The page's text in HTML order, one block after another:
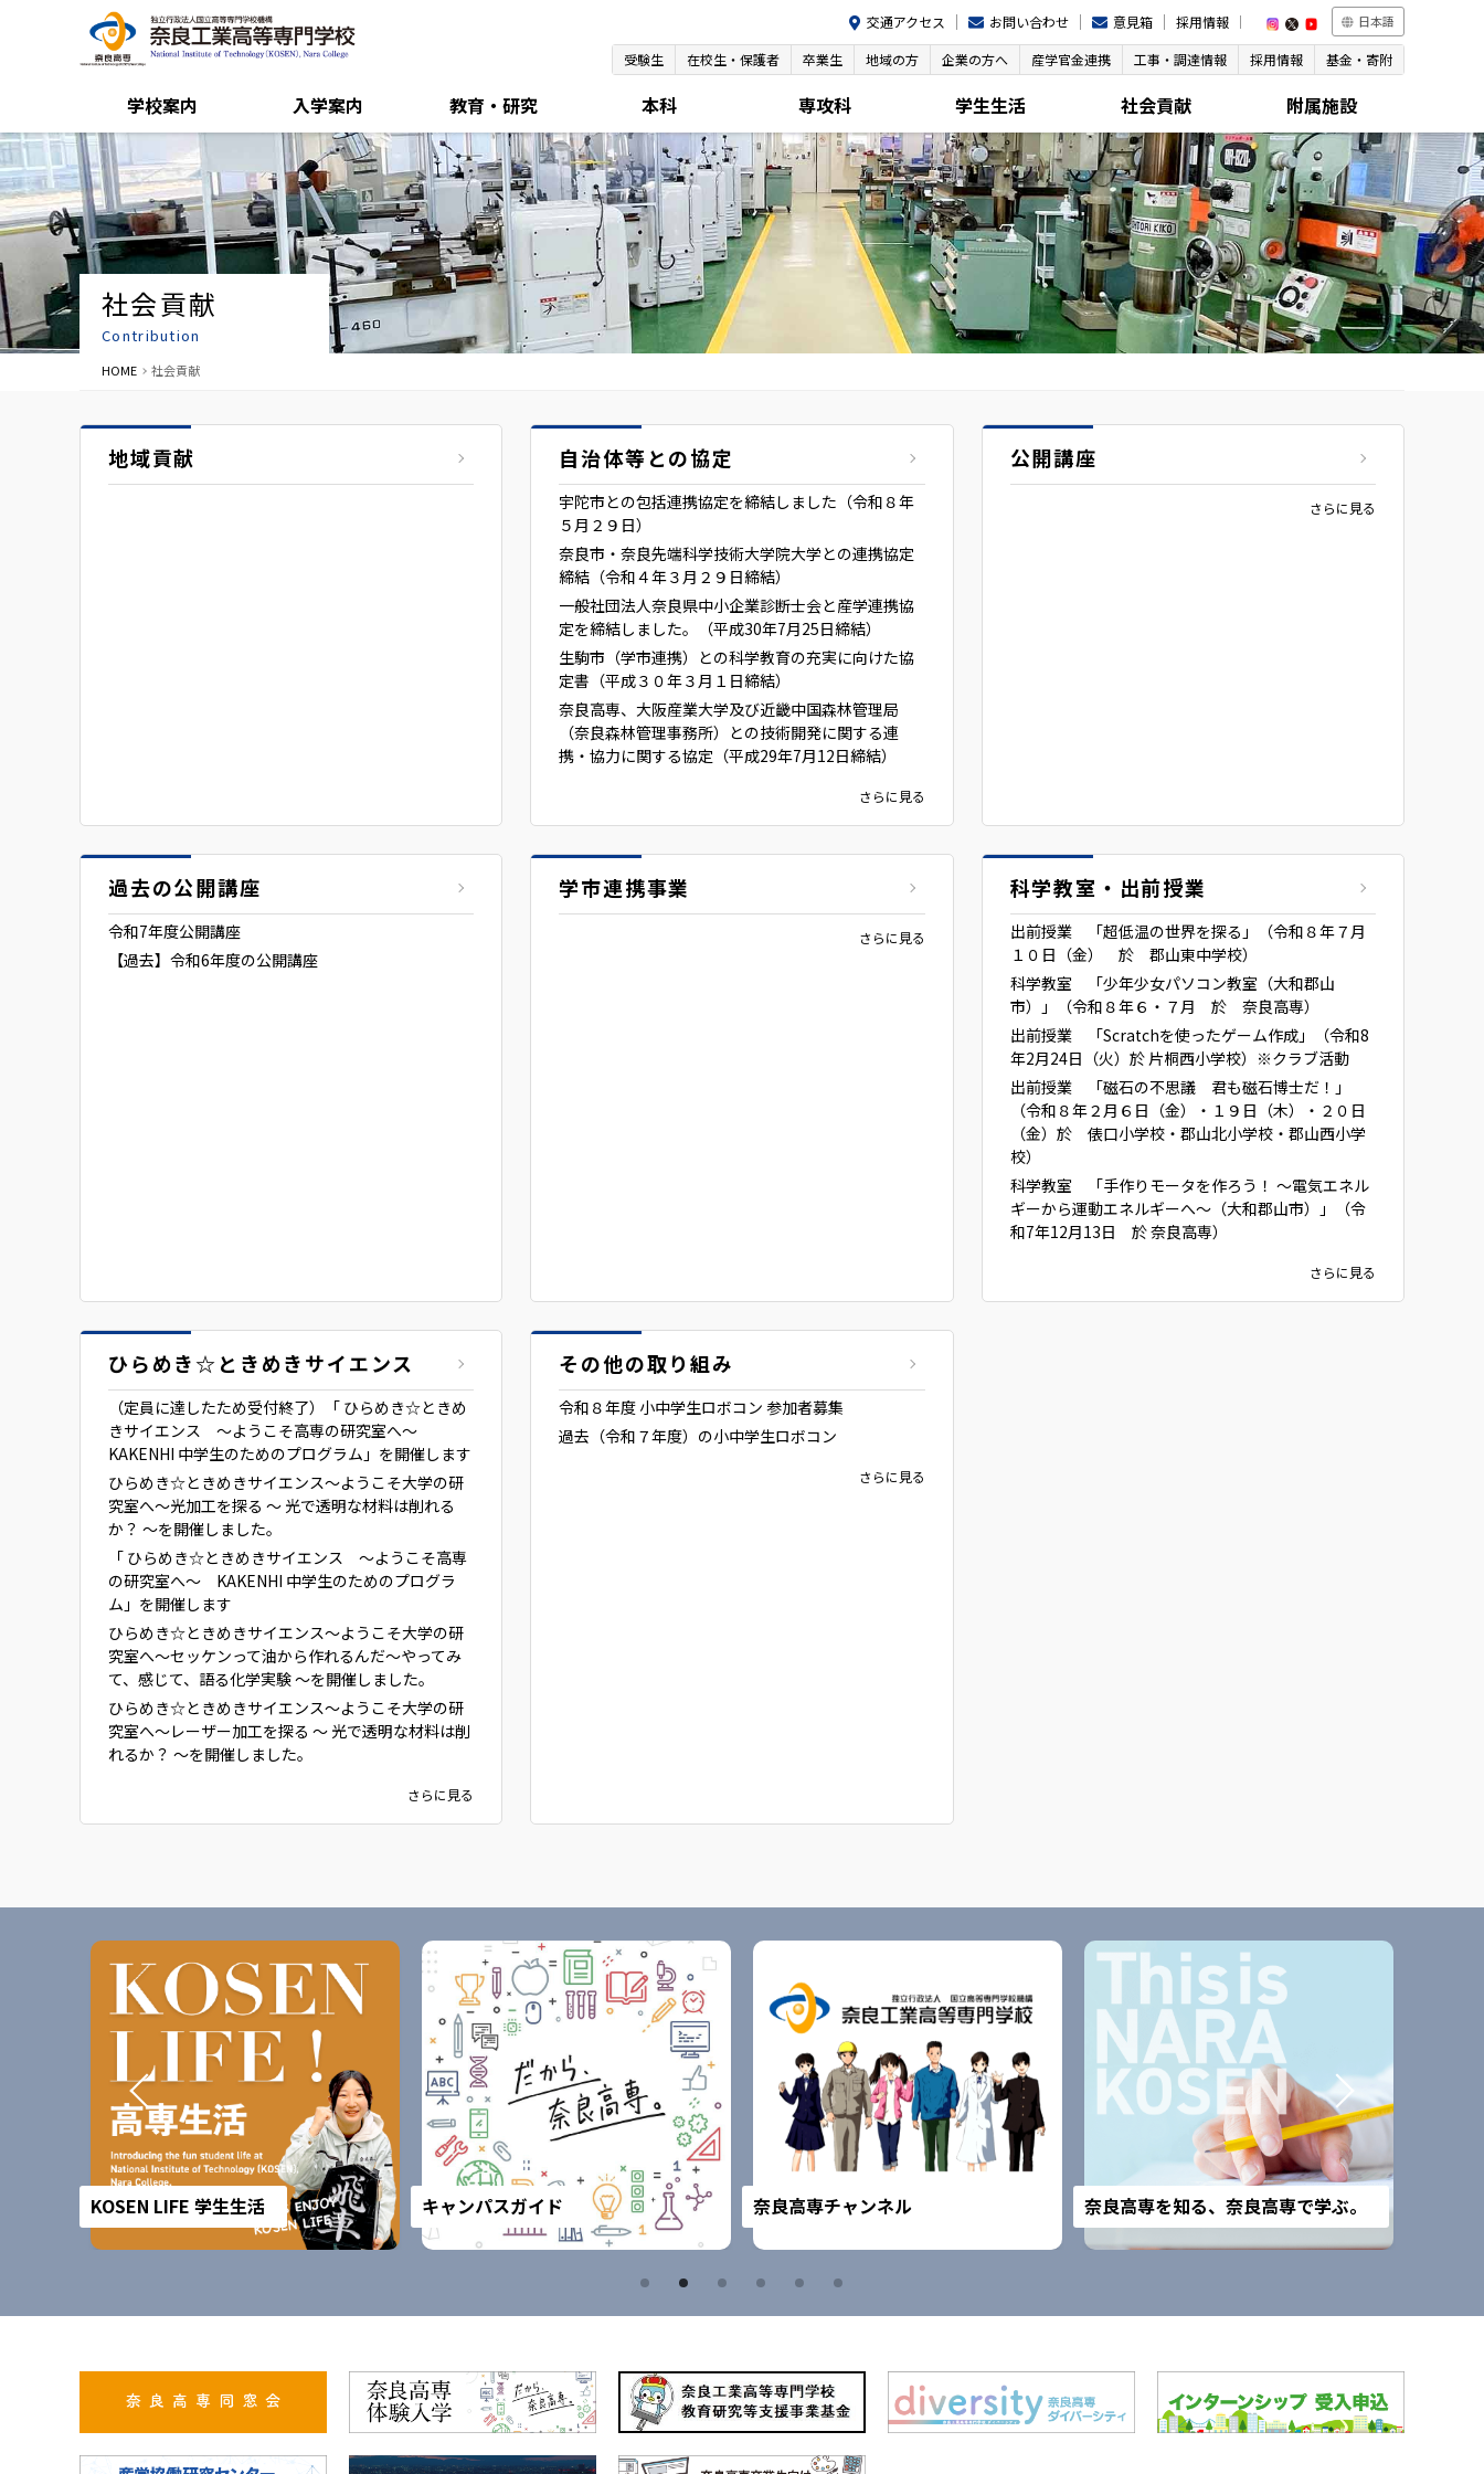
交通アクセス お問い合わせ 意見箱 採用情報 日本語
受験生 在校生・保護者 卒業生 地域の方 企業の方へ 産学官金連携 工事・調達情報 採用情報 基金・寄附
学校案内 入学案内 教育・研究 本科 専攻科 学生生活 社会貢献 附属施設
社会貢献
Contribution
HOME 社会貢献
地域貢献 自治体等との協定
宇陀市との包括連携協定を締結しました（令和８年
５月２９日）
奈良市・奈良先端科学技術大学院大学との連携協定
締結（令和４年３月２９日締結）
一般社団法人奈良県中小企業診断士会と産学連携協
定を締結しました。（平成30年7月25日締結）
生駒市（学市連携）との科学教育の充実に向けた協
定書（平成３０年３月１日締結）
奈良高専、大阪産業大学及び近畿中国森林管理局
（奈良森林管理事務所）との技術開発に関する連
携・協力に関する協定（平成29年7月12日締結）
さらに見る
公開講座
さらに見る
過去の公開講座
令和7年度公開講座
【過去】令和6年度の公開講座
学市連携事業
さらに見る
科学教室・出前授業
出前授業 「超低温の世界を探る」（令和８年７月
１０日（金） 於 郡山東中学校）
科学教室 「少年少女パソコン教室（大和郡山
市）」（令和８年６・７月 於 奈良高専）
出前授業 「Scratchを使ったゲーム作成」（令和8
年2月24日（火）於 片桐西小学校）※クラブ活動
出前授業 「磁石の不思議 君も磁石博士だ！」
（令和８年２月６日（金）・１９日（木）・２０日
（金）於 俵口小学校・郡山北小学校・郡山西小学
校）
科学教室 「手作りモータを作ろう！ ～電気エネル
ギーから運動エネルギーへ～（大和郡山市）」（令
和7年12月13日 於 奈良高専）
さらに見る
ひらめき☆ときめきサイエンス
（定員に達したため受付終了）「 ひらめき☆ときめ
きサイエンス ～ようこそ高専の研究室へ～
KAKENHI 中学生のためのプログラム」を開催します
ひらめき☆ときめきサイエンス～ようこそ大学の研
究室へ～光加工を探る ～ 光で透明な材料は削れる
か？ ～を開催しました。
「 ひらめき☆ときめきサイエンス ～ようこそ高専
の研究室へ～ KAKENHI 中学生のためのプログラ
ム」を開催します
ひらめき☆ときめきサイエンス～ようこそ大学の研
究室へ～セッケンって油から作れるんだ～やってみ
て、感じて、語る化学実験 ～を開催しました。
ひらめき☆ときめきサイエンス～ようこそ大学の研
究室へ～レーザー加工を探る ～ 光で透明な材料は削
れるか？ ～を開催しました。
さらに見る
その他の取り組み
令和８年度 小中学生ロボコン 参加者募集
過去（令和７年度）の小中学生ロボコン
さらに見る
KOSEN LIFE 学生生活 キャンパスガイド 奈良高専チャンネル 奈良高専を知る、奈良高専で学ぶ。